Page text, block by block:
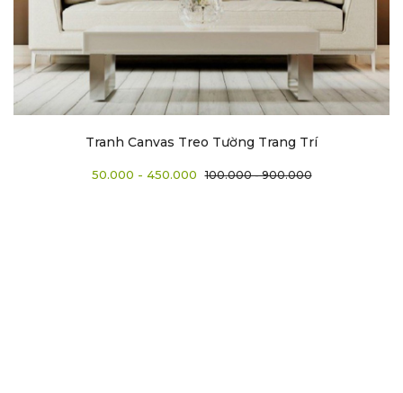
Tranh Canvas Treo Tường Trang Trí
50.000 - 450.000 100.000 - 900.000